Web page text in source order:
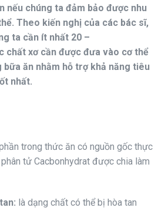
nếu chúng ta đảm bảo được nhu
Theo kiến nghị của các bác sĩ,
ta cần ít nhất 20 –
chất xơ cần được đưa vào cơ thể
ăn nhằm hỗ trợ khả năng tiêu
nhất.
trong thức ăn có nguồn gốc thực
tử Cacbonhydrat được chia làm
là dạng chất có thể bị hòa tan